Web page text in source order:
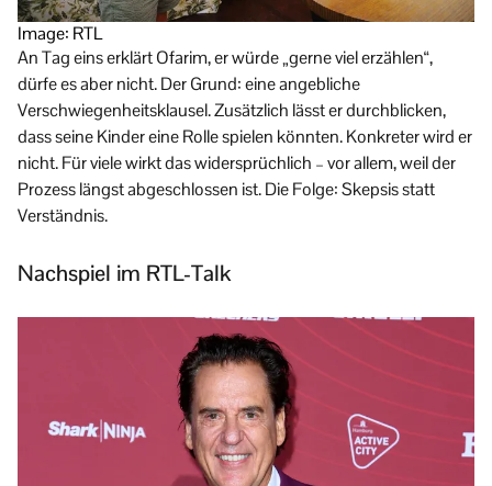
Image: RTL
An Tag eins erklärt Ofarim, er würde „gerne viel erzählen“,
dürfe es aber nicht. Der Grund: eine angebliche
Verschwiegenheitsklausel. Zusätzlich lässt er durchblicken,
dass seine Kinder eine Rolle spielen könnten. Konkreter wird er
nicht. Für viele wirkt das widersprüchlich – vor allem, weil der
Prozess längst abgeschlossen ist. Die Folge: Skepsis statt
Verständnis.
Nachspiel im RTL-Talk